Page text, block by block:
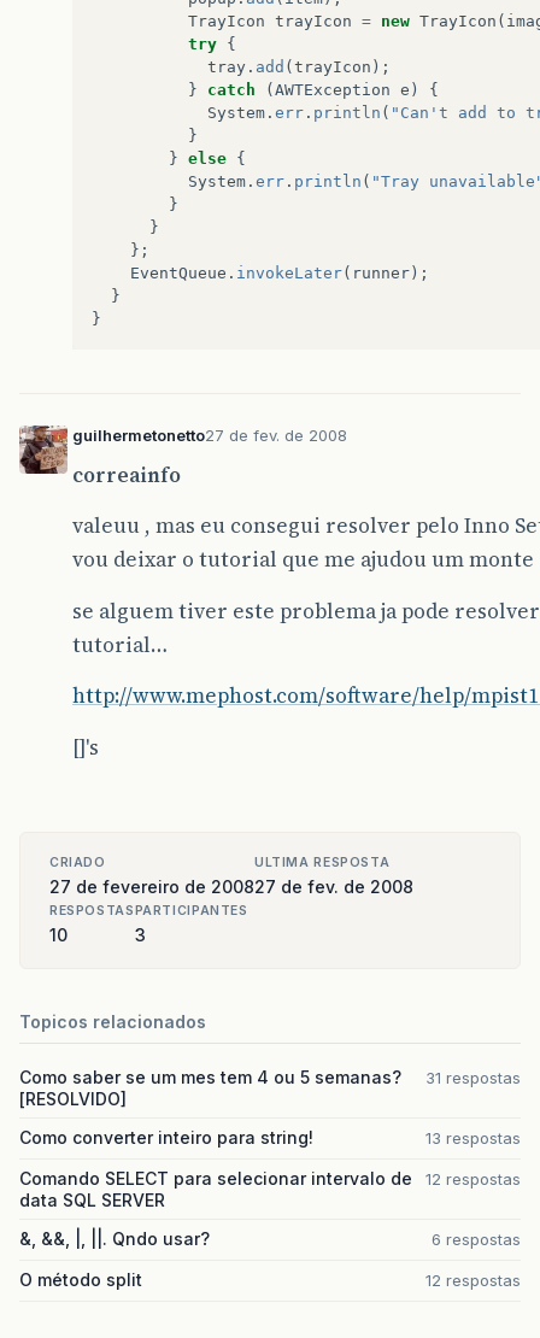
TrayIcon trayIcon = new TrayIcon (
try {
tray . add ( trayIcon );
}
catch ( AWTException e )
{
System . err . println ( "Can't add to
}
} else {
System . err . println ( "Tray
}
}
};
EventQueue . invokeLater( runner );
}
}
guilhermetonetto27 de fev. de 2008
correainfo
valeuu , mas eu consegui resolver pelo Inno
vou deixar o tutorial que me ajudou um
se alguem tiver este problema ja pode
tutorial…
http://www.mephost.com/software/help/
[]'s
CRIADO
27 de fevereiro de 2008
ULTIMA RESPOSTA
27 de fev. de 2008
RESPOSTAS
10
PARTICIPANTES
3
Topicos relacionados
Como saber se um mes tem 4 ou 5 semanas?
[RESOLVIDO]
31 respostas
Como converter inteiro para string! 13 respostas
Comando SELECT para selecionar intervalo de
data SQL SERVER
12 respostas
&, &&, |, ||. Qndo usar? 6 respostas
O método split 12 respostas